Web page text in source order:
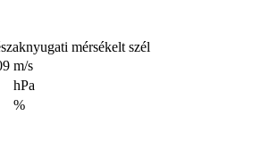
mérsékelt szél
m/s
hPa
%